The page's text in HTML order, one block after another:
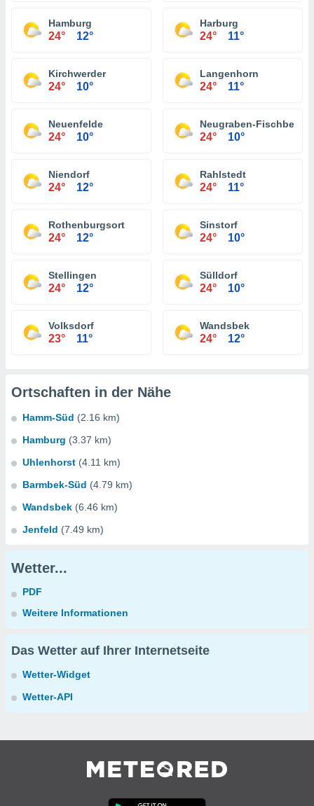
Hamburg
24° 12°
Harburg
24° 11°
Kirchwerder
24° 10°
Langenhorn
24° 11°
Neuenfelde
24° 10°
Neugraben-Fischbek
24° 10°
Niendorf
24° 12°
Rahlstedt
24° 11°
Rothenburgsort
24° 12°
Sinstorf
24° 10°
Stellingen
24° 12°
Sülldorf
24° 10°
Volksdorf
23° 11°
Wandsbek
24° 12°
Ortschaften in der Nähe
Hamm-Süd (2.16 km)
Hamburg (3.37 km)
Uhlenhorst (4.11 km)
Barmbek-Süd (4.79 km)
Wandsbek (6.46 km)
Jenfeld (7.49 km)
Wetter...
PDF
Weitere Informationen
Das Wetter auf Ihrer Internetseite
Wetter-Widget
Wetter-API